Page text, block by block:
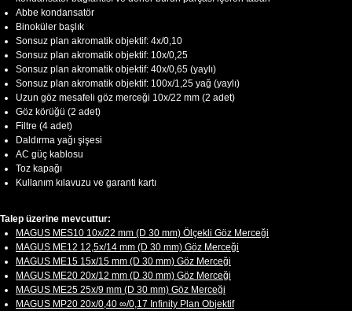
Abbe kondansatör
Binoküler başlık
Sonsuz plan akromatik objektif: 4x/0,10
Sonsuz plan akromatik objektif: 10x/0,25
Sonsuz plan akromatik objektif: 40x/0,65 (yaylı)
Sonsuz plan akromatik objektif: 100x/1,25 yağ (yaylı)
Uzun göz mesafeli göz merceği 10x/22 mm (2 adet)
Göz körüğü (2 adet)
Filtre (4 adet)
Daldırma yağı şişesi
AC güç kablosu
Toz kapağı
Kullanım kılavuzu ve garanti kartı
Talep üzerine mevcuttur:
MAGUS MES10 10х/22 mm (D 30 mm) Ölçekli Göz Merceği
MAGUS ME12 12,5х/14 mm (D 30 mm) Göz Merceği
MAGUS ME15 15x/15 mm (D 30 mm) Göz Merceği
MAGUS ME20 20х/12 mm (D 30 mm) Göz Merceği
MAGUS ME25 25х/9 mm (D 30 mm) Göz Merceği
MAGUS MP20 20х/0,40 ∞/0,17 Infinity Plan Objektif